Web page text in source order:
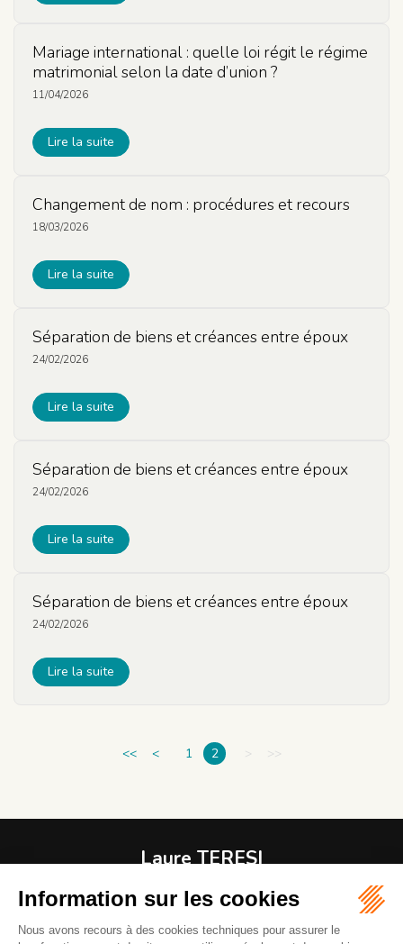
Mariage international : quelle loi régit le régime
matrimonial selon la date d’union ?
11/04/2026
Lire la suite
Changement de nom : procédures et recours
18/03/2026
Lire la suite
Séparation de biens et créances entre époux
24/02/2026
Lire la suite
Séparation de biens et créances entre époux
24/02/2026
Lire la suite
Séparation de biens et créances entre époux
24/02/2026
Lire la suite
<< < 1 2 > >>
Laure TERESI
06800 CAGNES-SUR-MER